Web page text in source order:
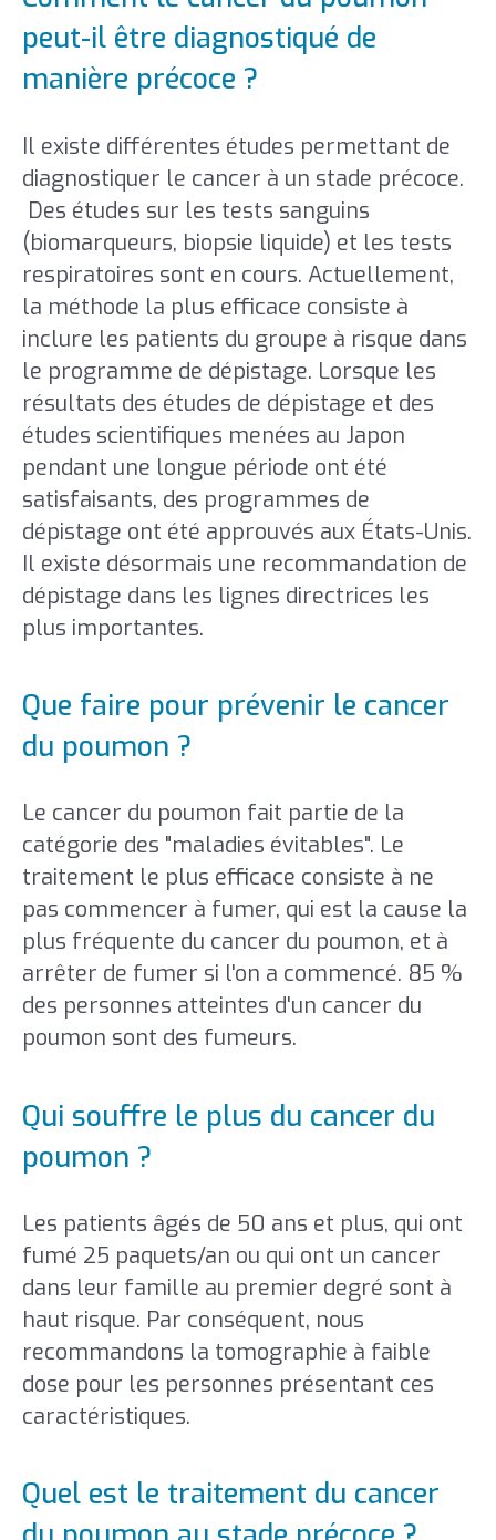
peut-il être diagnostiqué de
manière précoce ?
Il existe différentes études permettant de
diagnostiquer le cancer à un stade précoce.
Des études sur les tests sanguins
(biomarqueurs, biopsie liquide) et les tests
respiratoires sont en cours. Actuellement,
la méthode la plus efficace consiste à
inclure les patients du groupe à risque dans
le programme de dépistage. Lorsque les
résultats des études de dépistage et des
études scientifiques menées au Japon
pendant une longue période ont été
satisfaisants, des programmes de
dépistage ont été approuvés aux États-Unis.
Il existe désormais une recommandation de
dépistage dans les lignes directrices les
plus importantes.
Que faire pour prévenir le cancer
du poumon ?
Le cancer du poumon fait partie de la
catégorie des "maladies évitables". Le
traitement le plus efficace consiste à ne
pas commencer à fumer, qui est la cause la
plus fréquente du cancer du poumon, et à
arrêter de fumer si l'on a commencé. 85 %
des personnes atteintes d'un cancer du
poumon sont des fumeurs.
Qui souffre le plus du cancer du
poumon ?
Les patients âgés de 50 ans et plus, qui ont
fumé 25 paquets/an ou qui ont un cancer
dans leur famille au premier degré sont à
haut risque. Par conséquent, nous
recommandons la tomographie à faible
dose pour les personnes présentant ces
caractéristiques.
Quel est le traitement du cancer